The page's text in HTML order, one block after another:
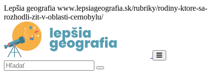
Lepšia geografia www.lepsiageografia.sk/rubriky/rodiny-ktore-sa-
rozhodli-zit-v-oblasti-cernobylu/
Menu
Hľadať:
Hľadať